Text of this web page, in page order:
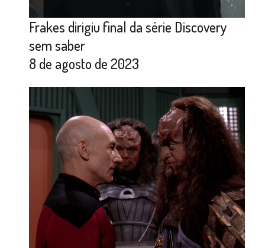
Frakes dirigiu final da série Discovery
sem saber
8 de agosto de 2023